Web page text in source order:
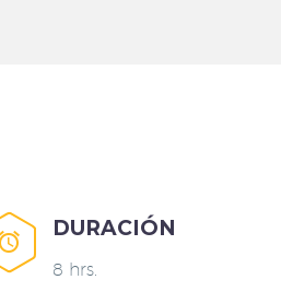
DURACIÓN
8 hrs.